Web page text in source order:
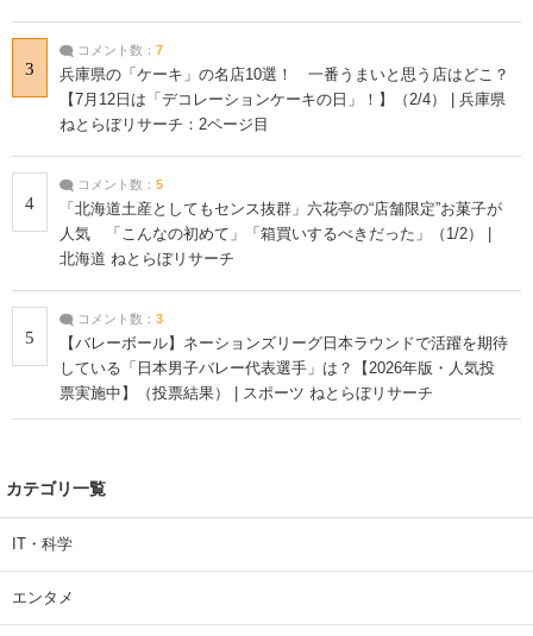
3
コメント数： 7
兵庫県の「ケーキ」の名店10選！ 一番うまいと思う店はどこ？
【7月12日は「デコレーションケーキの日」！】（2/4） | 兵庫県
ねとらぼリサーチ：2ページ目
4
コメント数： 5
「北海道土産としてもセンス抜群」六花亭の“店舗限定”お菓子が
人気 「こんなの初めて」「箱買いするべきだった」（1/2） |
北海道 ねとらぼリサーチ
5
コメント数： 3
【バレーボール】ネーションズリーグ日本ラウンドで活躍を期待
している「日本男子バレー代表選手」は？【2026年版・人気投
票実施中】（投票結果） | スポーツ ねとらぼリサーチ
カテゴリ一覧
IT・科学
エンタメ